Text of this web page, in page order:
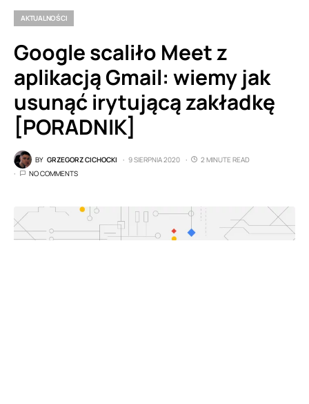
AKTUALNOŚCI
Google scaliło Meet z
aplikacją Gmail: wiemy jak
usunąć irytującą zakładkę
[PORADNIK]
BY GRZEGORZ CICHOCKI 9 SIERPNIA 2020
2 MINUTE READ
NO COMMENTS